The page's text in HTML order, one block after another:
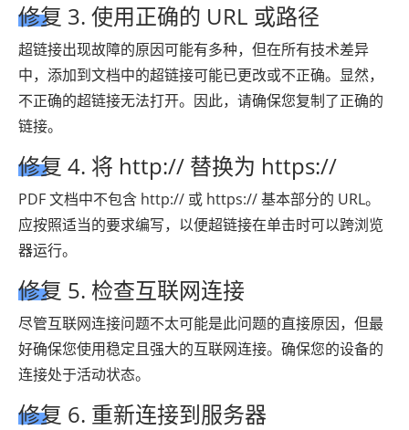
修复 3. 使用正确的 URL 或路径
超链接出现故障的原因可能有多种，但在所有技术差异
中，添加到文档中的超链接可能已更改或不正确。显然，
不正确的超链接无法打开。因此，请确保您复制了正确的
链接。
修复 4. 将 http:// 替换为 https://
PDF 文档中不包含 http:// 或 https:// 基本部分的 URL。
应按照适当的要求编写，以便超链接在单击时可以跨浏览
器运行。
修复 5. 检查互联网连接
尽管互联网连接问题不太可能是此问题的直接原因，但最
好确保您使用稳定且强大的互联网连接。确保您的设备的
连接处于活动状态。
修复 6. 重新连接到服务器